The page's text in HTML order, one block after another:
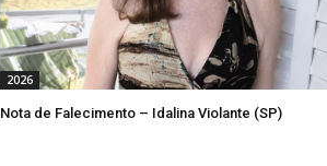
2026
Nota de Falecimento – Idalina Violante (SP)